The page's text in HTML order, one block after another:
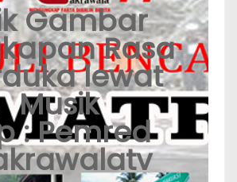
Gambar
Rasa
lewat
Musik
: Pemred